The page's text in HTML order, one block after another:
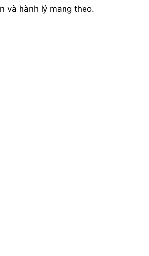
và hành lý mang theo.